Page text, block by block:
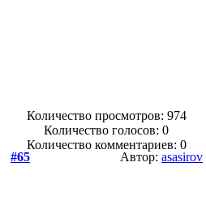
Количество просмотров: 974
Количество голосов:0
Количество комментариев: 0
#65
Автор: asasirov